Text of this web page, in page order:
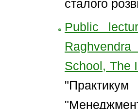
сталого
Public
School, The